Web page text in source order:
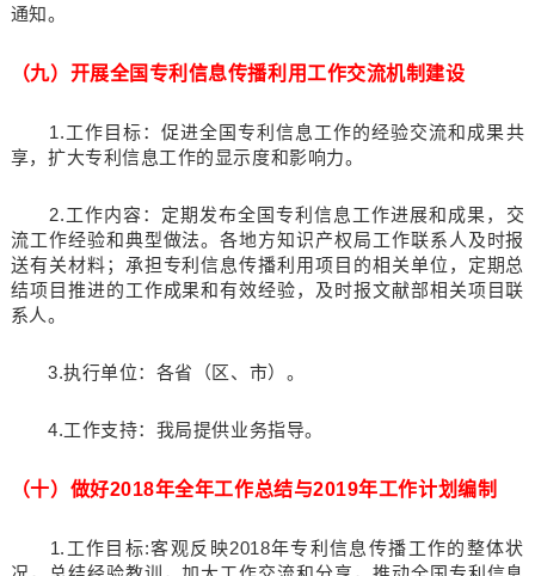
通知。
（九）开展全国专利信息传播利用工作交流机制建设
1.工作目标：促进全国专利信息工作的经验交流和成果共
享，扩大专利信息工作的显示度和影响力。
2.工作内容：定期发布全国专利信息工作进展和成果，交
流工作经验和典型做法。各地方知识产权局工作联系人及时报
送有关材料；承担专利信息传播利用项目的相关单位，定期总
结项目推进的工作成果和有效经验，及时报文献部相关项目联
系人。
3.执行单位：各省（区、市）。
4.工作支持：我局提供业务指导。
（十）做好2018年全年工作总结与2019年工作计划编制
1.工作目标:客观反映2018年专利信息传播工作的整体状